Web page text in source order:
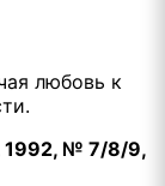
любовь к
1992, № 7/8/9,